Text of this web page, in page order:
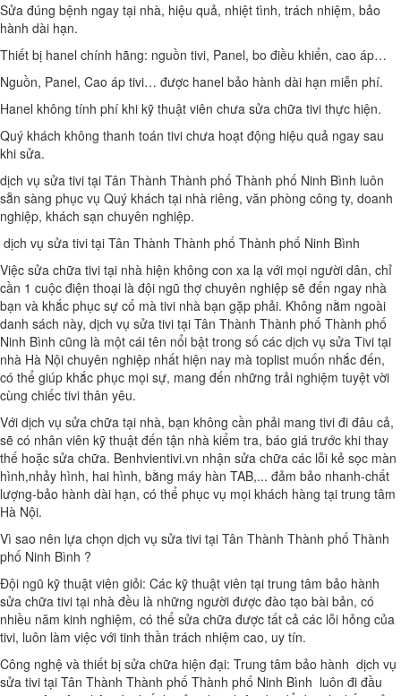
Sửa đúng bệnh ngay tại nhà, hiệu quả, nhiệt tình, trách nhiệm, bảo
hành dài hạn.
Thiết bị hanel chính hãng: nguồn tivi, Panel, bo điều khiển, cao áp…
Nguồn, Panel, Cao áp tivi… được hanel bảo hành dài hạn miễn phí.
Hanel không tính phí khi kỹ thuật viên chưa sửa chữa tivi thực hiện.
Quý khách không thanh toán tivi chưa hoạt động hiệu quả ngay sau
khi sửa.
dịch vụ sửa tivi tại Tân Thành Thành phố Thành phố Ninh Bình luôn
sẵn sàng phục vụ Quý khách tại nhà riêng, văn phòng công ty, doanh
nghiệp, khách sạn chuyên nghiệp.
dịch vụ sửa tivi tại Tân Thành Thành phố Thành phố Ninh Bình
Việc sửa chữa tivi tại nhà hiện không con xa lạ với mọi người dân, chỉ
cần 1 cuộc điện thoại là đội ngũ thợ chuyên nghiệp sẽ đến ngay nhà
bạn và khắc phục sự cố mà tivi nhà bạn gặp phải. Không nằm ngoài
danh sách này, dịch vụ sửa tivi tại Tân Thành Thành phố Thành phố
Ninh Bình cũng là một cái tên nổi bật trong số các dịch vụ sửa Tivi tại
nhà Hà Nội chuyên nghiệp nhất hiện nay mà toplist muốn nhắc đến,
có thể giúp khắc phục mọi sự, mang đến những trải nghiệm tuyệt vời
cùng chiếc tivi thân yêu.
Với dịch vụ sửa chữa tại nhà, bạn không cần phải mang tivi đi đâu cả,
sẽ có nhân viên kỹ thuật đến tận nhà kiểm tra, báo giá trước khi thay
thế hoặc sửa chữa. Benhvientivi.vn nhận sửa chữa các lỗi kẻ sọc màn
hình,nhảy hình, hai hình, bằng máy hàn TAB,... đảm bảo nhanh-chất
lượng-bảo hành dài hạn, có thể phục vụ mọi khách hàng tại trung tâm
Hà Nội.
Vì sao nên lựa chọn dịch vụ sửa tivi tại Tân Thành Thành phố Thành
phố Ninh Bình ?
Đội ngũ kỹ thuật viên giỏi: Các kỹ thuật viên tại trung tâm bảo hành
sửa chữa tivi tại nhà đều là những người được đào tạo bài bản, có
nhiều năm kinh nghiệm, có thể sửa chữa được tất cả các lỗi hỏng của
tivi, luôn làm việc với tinh thần trách nhiệm cao, uy tín.
Công nghệ và thiết bị sửa chữa hiện đại: Trung tâm bảo hành dịch vụ
sửa tivi tại Tân Thành Thành phố Thành phố Ninh Bình luôn đi đầu